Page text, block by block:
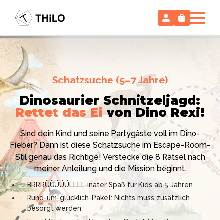
Hollywood-Action im
Kinderzimmer – ohne
Vorbereitungsstress!
Ich bin THiLO, "Dein SPIEGEL"-Bestseller-Autor und
TV-Profi (ZDF "1, 2 oder 3"). Entdecke jetzt meine
Schatzsuchen und Escape Rooms zum Sofort-
Download. Und natürlich meine Ebooks.
Schatzsuche (5–7 Jahre)
Dinosaurier Schnitzeljagd:
Rettet das Ei von Dino Rexi!
Sind dein Kind und seine Partygäste voll im Dino-
Fieber? Dann ist diese Schatzsuche im Escape-Room-
Stil genau das Richtige! Verstecke die 8 Rätsel nach
meiner Anleitung und die Mission beginnt.
BRRRÜÜÜÜÜLLLL-inater Spaß für Kids ab 5 Jahren
Rund-um-glücklich-Paket: Nichts muss zusätzlich
besorgt werden
Escape Room (ab 8 oder 12 Jahre)
Locked-up Agents: Im Labor
des Virologen
Das gab es noch nie: Verwandele dein Zuhause in ein
High-Tech Labor! Unser 24-seitiges PDF enthält alles:
Mission, Agentenausweise, Rätsel und Requisiten.
Knackt den Fall in 90 Minuten!
Kniffliger Rätselspaß für 2 bis 6 Spieler (8 - 11 oder 12–
99 Jahre)
Professionelles PDF: Agentenausweise & Schilder
inklusive